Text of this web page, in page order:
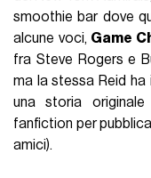
smoothie bar dove
alcune voci, Game
fra Steve Rogers e
ma la stessa Reid
una storia
fanfiction per
amici).